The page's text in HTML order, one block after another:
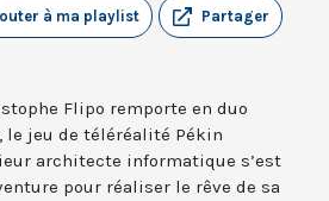
Partager
à ma playlist
Flipo remporte en duo
le jeu de téléréalité Pékin
architecte informatique s’est
pour réaliser le rêve de sa